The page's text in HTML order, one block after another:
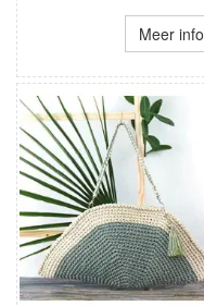
Meer info